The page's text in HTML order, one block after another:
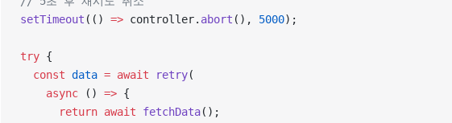
setTimeout (() => controller. abort (), 5000);
try {
  const
data = await retry(
    async
() => {
      return
await fetchData();